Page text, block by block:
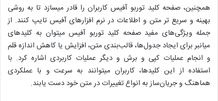
همچنین، صفحه کلید توربو آفیس کاربران را قادر میسازد تا به روشی
بهینه و سریع تر متن و اطلاعات در نرم افزارهای آفیس تایپ کنند. از
جمله ویژگی‌های مفید صفحه کلید توربو آفیس میتوان به کلیدهای
میانبر برای ایجاد جدول‌ها، قالب‌بندی متن، افزایش یا کاهش اندازه قلم
و انجام عملیات کپی و برش و دیگر عملیات کاربردی اشاره کرد. با
استفاده از این کلیدها، کاربران میتوانند به سرعت و با عملکردی
هماهنگ و جریان‌ساز به انواع تغییرات در متن خود دست یابند.